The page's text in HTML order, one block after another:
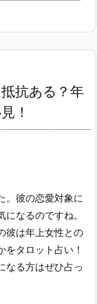
抗ある？年
！
。彼の恋愛対象に
なるのですね。
彼は年上女性との
をタロット占い！
なる方はぜひ占っ